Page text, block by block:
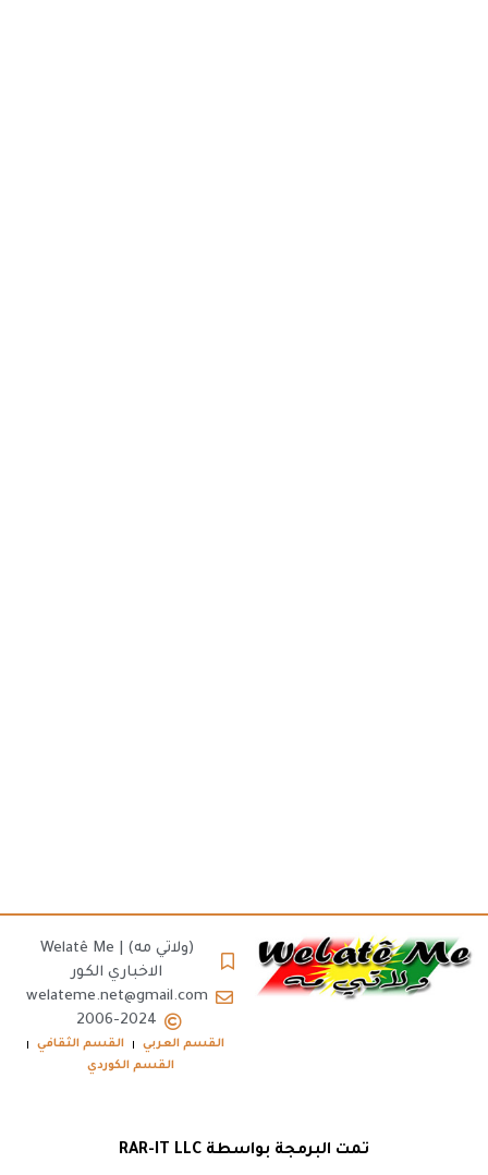
(ولاتي مه) | Welatê Me
الاخباري الكور
welateme.net@gmail.com
2006-2024
القسم العربي
القسم الثقافي
القسم الكوردي
تمت البرمجة بواسطة RAR-IT LLC